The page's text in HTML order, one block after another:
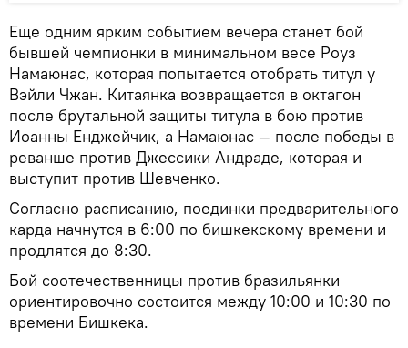
Еще одним ярким событием вечера станет бой
бывшей чемпионки в минимальном весе Роуз
Намаюнас, которая попытается отобрать титул у
Вэйли Чжан. Китаянка возвращается в октагон
после брутальной защиты титула в бою против
Иоанны Енджейчик, а Намаюнас — после победы в
реванше против Джессики Андраде, которая и
выступит против Шевченко.
Согласно расписанию, поединки предварительного
карда начнутся в 6:00 по бишкекскому времени и
продлятся до 8:30.
Бой соотечественницы против бразильянки
ориентировочно состоится между 10:00 и 10:30 по
времени Бишкека.